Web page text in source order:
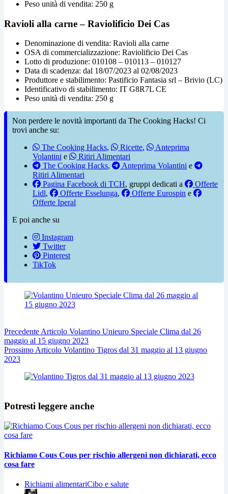
Peso unità di vendita: 250 g
Ravioli alla carne – Raviolificio Dei Cas
Denominazione di vendita: Ravioli alla carne
OSA di commercializzazione: Raviolificio Dei Cas
Lotto di produzione: 010108 – 010113 – 010127
Data di scadenza: dal 18/07/2023 al 02/08/2023
Produttore e stabilimento: Pastificio Fantasia srl – Brivio (LC)
Identificativo di stabilimento: IT G8R7L CE
Peso unità di vendita: 250 g
Non perdere le novità importanti da The Cooking Hacks! Ci
trovi anche su:
The Cooking Hacks, Ricette,
Anteprima
Volantini e
Ritiri Alimentari
The Cooking Hacks, Anteprima Volantini e
Ritiri Alimentari
Pagina Facebook di TCH, gruppi dedicati a
Offerte
Lidl, Offerte Esselunga, Offerte Eurospin e
Offerte Iperal
E poi anche su
Instagram
Twitter
Pinterest
TikTok
Precedente Articolo Volantino Unieuro Speciale Clima dal 26
maggio al 15 giugno 2023
Prossimo Articolo Volantino Tigros dal 31 maggio al 13 giugno
2023
Potresti leggere anche
Richiamo Cous Cous per rischio allergeni non dichiarati, ecco
cosa fare
Richiami alimentariCibo e salute